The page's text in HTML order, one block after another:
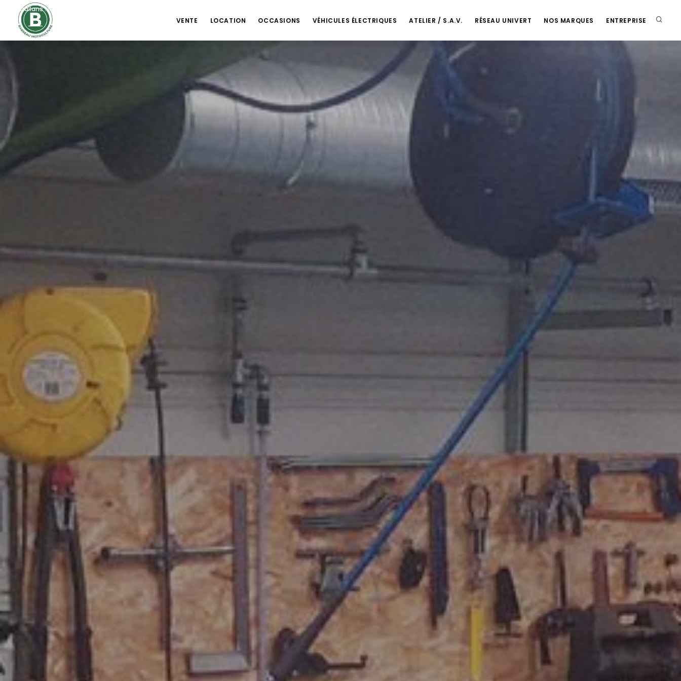
Challans : +33 2 51 68 21 78
VENTE
LOCATION OCCASIONS VÉHICULES ÉLECTRIQUES ATELIER / S.A.V. RÉSEAU UNIVERT NOS MARQUES ENTREPRISE